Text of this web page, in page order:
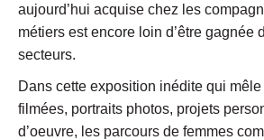
aujourd’hui acquise chez les
métiers est encore loin d’être gagnée
secteurs.
Dans cette exposition inédite qui
filmées, portraits photos, projets
d’oeuvre, les parcours de femmes